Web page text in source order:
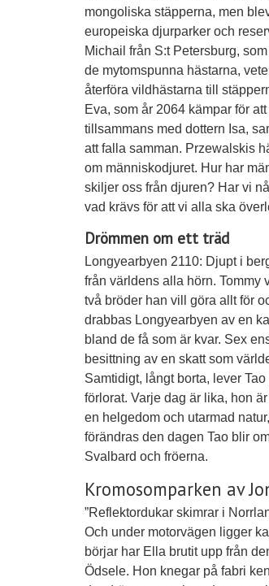
mongoliska stäpperna, men
europeiska djurparker och
Michail från S:t Petersburg,
de mytomspunna hästarna,
återföra vildhästarna till
Eva, som år 2064 kämpar för
tillsammans med dottern Isa,
att falla samman. Przewalskis
om människodjuret. Hur har
skiljer oss från djuren? Har vi
vad krävs för att vi alla ska
Drömmen om ett träd
Longyearbyen 2110: Djupt i
från världens alla hörn. Tommy
två bröder han vill göra allt för
drabbas Longyearbyen av en
bland de få som är kvar. Sex
besittning av en skatt som
Samtidigt, långt borta, lever
förlorat. Varje dag är lika, hon
en helgedom och utarmad
förändras den dagen Tao blir
Svalbard och fröerna.
Kromosomparken av
”Reflektordukar skimrar i
Och under motorvägen ligger
börjar har Ella brutit upp från
Ödsele. Hon knegar på fabri